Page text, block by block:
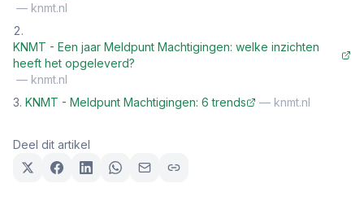
— knmt.nl
KNMT - Een jaar Meldpunt Machtigingen: welke inzichten
heeft het opgeleverd?
— knmt.nl
KNMT - Meldpunt Machtigingen: 6 trends
— knmt.nl
Deel dit artikel